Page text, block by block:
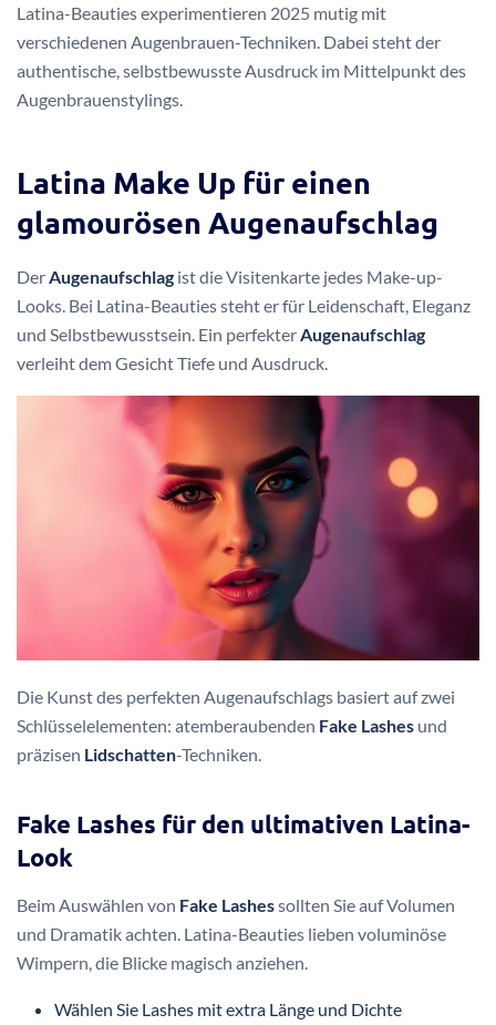
Latina-Beauties experimentieren 2025 mutig mit
verschiedenen Augenbrauen-Techniken. Dabei steht der
authentische, selbstbewusste Ausdruck im Mittelpunkt des
Augenbrauenstylings.
Latina Make Up für einen
glamourösen Augenaufschlag
DerAugenaufschlag ist die Visitenkarte jedes Make-up-
Looks. Bei Latina-Beauties steht er für Leidenschaft, Eleganz
und Selbstbewusstsein. Ein perfekterAugenaufschlag
verleiht dem Gesicht Tiefe und Ausdruck.
Die Kunst des perfekten Augenaufschlags basiert auf zwei
Schlüsselelementen: atemberaubenden Fake Lashes und
präzisen Lidschatten-Techniken.
Fake Lashes für den ultimativen Latina-
Look
Beim Auswählen von Fake Lashessollten Sie auf Volumen
und Dramatik achten. Latina-Beauties lieben voluminöse
Wimpern, die Blicke magisch anziehen.
Wählen Sie Lashes mit extra Länge und Dichte